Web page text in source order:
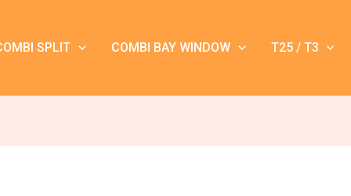
SPLIT COMBI BAY WINDOW T25 / T3